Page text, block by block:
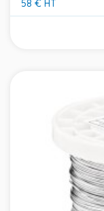
58 € HT
Prix